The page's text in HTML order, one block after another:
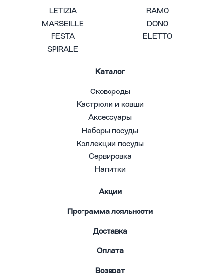
LETIZIA
RAMO
MARSEILLE
DONO
FESTA
ELETTO
SPIRALE
Каталог
Сковороды
Кастрюли и ковши
Аксессуары
Наборы посуды
Коллекции посуды
Сервировка
Напитки
Акции
Программа лояльности
Доставка
Оплата
Возврат